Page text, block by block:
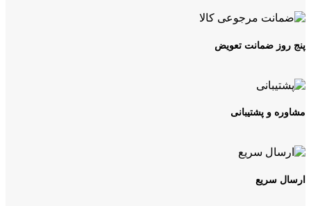
پنج روز ضمانت تعویض
مشاوره و پشتیبانی
ارسال سریع